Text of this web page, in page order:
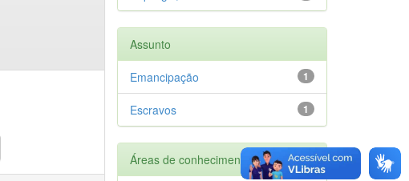
Assunto
1
Emancipação
1
Escravos
Áreas de conhecimento